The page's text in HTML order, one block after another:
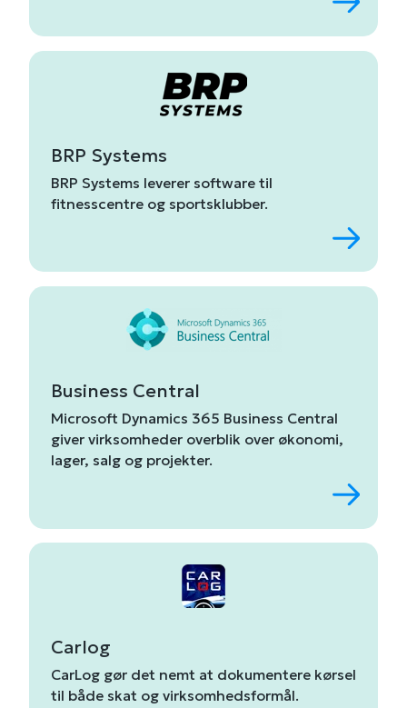
BRP Systems
BRP Systems leverer software til
fitnesscentre og sportsklubber.
Business Central
Microsoft Dynamics 365 Business Central
giver virksomheder overblik over økonomi,
lager, salg og projekter.
Carlog
CarLog gør det nemt at dokumentere kørsel
til både skat og virksomhedsformål.